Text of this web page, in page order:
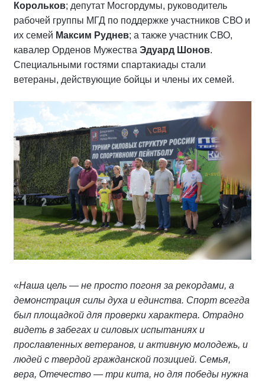
Корольков; депутат Мосгордумы, руководитель
рабочей группы МГД по поддержке участников СВО и
их семей Максим Руднев; а также участник СВО,
кавалер Орденов Мужества Эдуард Шонов.
Специальными гостями спартакиады стали
ветераны, действующие бойцы и члены их семей.
«Наша цель — не просто погоня за рекордами, а
демонстрация силы духа и единства. Спорт всегда
был площадкой для проверки характера. Отрадно
видеть в забегах и силовых испытаниях и
прославленных ветеранов, и активную молодежь, и
людей с твердой гражданской позицией. Семья,
вера, Отечество — три кита, но для победы нужна